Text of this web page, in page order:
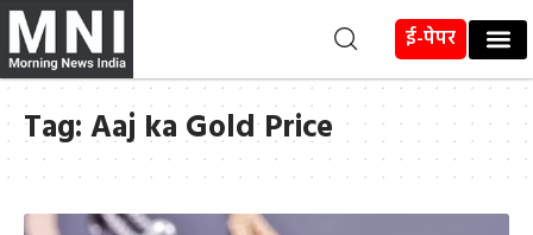
ई-पेपर
Tag:Aaj ka Gold Price